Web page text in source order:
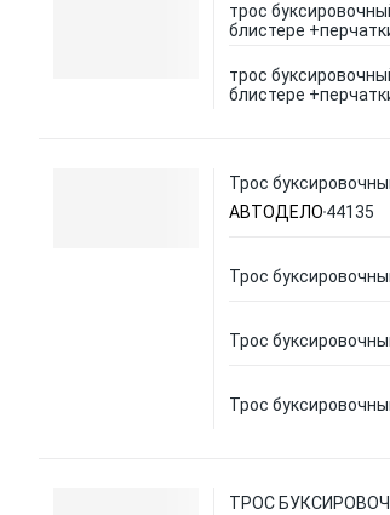
трос
блистере
трос
блистере
Трос
АВТОДЕЛО 44135
Трос
Трос
Трос
ТРОС